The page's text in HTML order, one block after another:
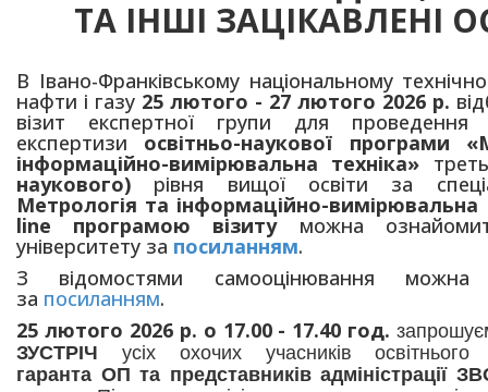
ТА ІНШІ ЗАЦІКАВЛЕНІ
В Івано-Франківському національному
нафти і газу 25 лютого - 27 лютого 2026 р.
візит експертної групи для проведення
експертизиосвітньо-наукової програми
інформаційно-вимірювальна техніка»
наукового) рівня вищої освіти за
Метрологія та інформаційно-вимірювальна
line програмою візитуможна
університету за посиланням.
З відомостями самооцінювання можна
за посиланням.
25 лютого 2026 р. о 17.00 - 17.40 год.
ЗУСТРІЧ усіх охочих учасників
гаранта ОП та представників адміністрації